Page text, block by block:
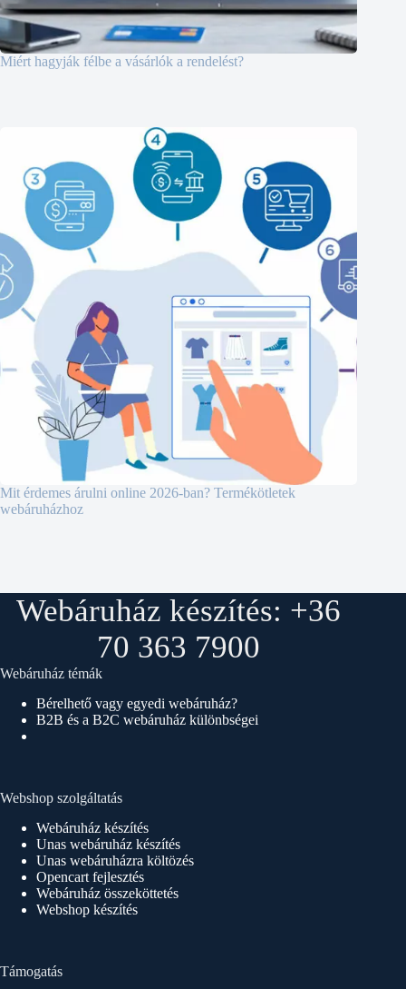
Miért hagyják félbe a vásárlók a rendelést?
Mit érdemes árulni online 2026-ban? Termékötletek
webáruházhoz
Webáruház készítés: +36
70 363 7900
Webáruház témák
Bérelhető vagy egyedi webáruház?
B2B és a B2C webáruház különbségei
Webshop szolgáltatás
Webáruház készítés
Unas webáruház készítés
Unas webáruházra költözés
Opencart fejlesztés
Webáruház összeköttetés
Webshop készítés
Támogatás